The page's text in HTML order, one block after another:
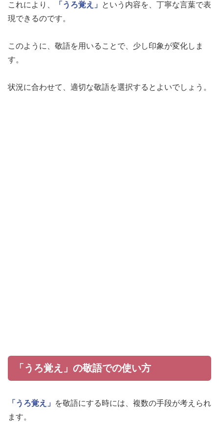
これにより、 「うろ覚え」
という内容を、丁寧な言葉で表
現できるのです。
このように、敬語を用いることで、少し印象が変化しま
す。
状況に合わせて、適切な敬語を選択するとよいでしょう。
「うろ覚え」の敬語での使い方
「うろ覚え」
を敬語にする時には、複数の手段が考えられ
ます。